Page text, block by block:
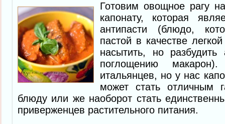
Готовим овощное рагу
капонату, которая
антипасти (блюдо,
пастой в качестве
насытить, но разбудить
поглощению
итальянцев, но у нас
может стать отличным
блюду или же наоборот стать
приверженцев растительного питания.